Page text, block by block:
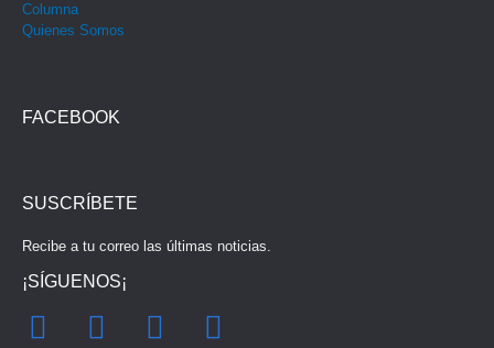
Columna
Quienes Somos
FACEBOOK
SUSCRÍBETE
Recibe a tu correo las últimas noticias.
¡SÍGUENOS¡
F
I
Y
T